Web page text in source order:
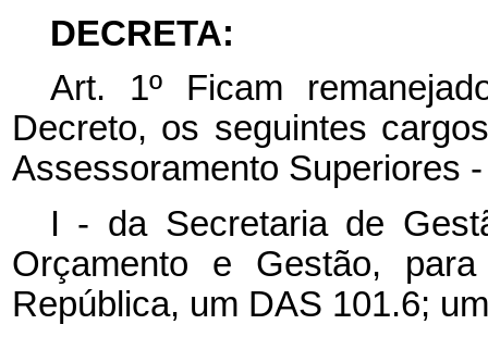
DECRETA:
Art. 1º Ficam
Decreto, os seguintes
Assessoramento Superiores
I - da Secretaria de
Orçamento e Gestão,
República, um DAS 101.6;